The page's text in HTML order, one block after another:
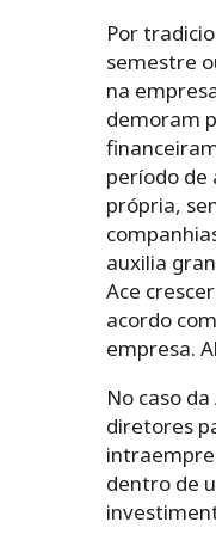
Por
semestre
na
demoram
período de
própria,
auxilia
Ace
acordo
empresa.
No caso
diretores
dentro de